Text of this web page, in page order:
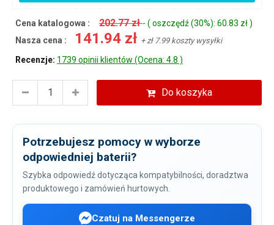
Cena katalogowa : 202.77 zł- ( oszczędź (30%): 60.83 zł )
Nasza cena :
141.94 zł + zł 7.99 koszty wysyłki
Recenzje: 1739 opinii klientów (Ocena: 4.8 )
Do koszyka
Potrzebujesz pomocy w wyborze
odpowiedniej baterii?
Szybka odpowiedź dotycząca kompatybilności, doradztwa
produktowego i zamówień hurtowych.
Czatuj na Messengerze